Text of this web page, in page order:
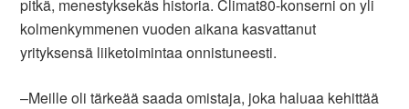
pitkä, menestyksekäs historia. Climat80-konserni on yli
kolmenkymmenen vuoden aikana kasvattanut
yrityksensä liiketoimintaa onnistuneesti.
–Meille oli tärkeää saada omistaja, joka haluaa kehittää